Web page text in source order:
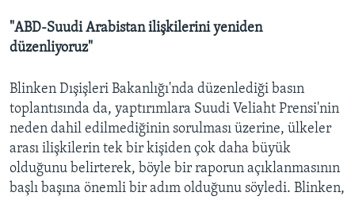
"ABD-Suudi Arabistan ilişkilerini yeniden
düzenliyoruz"
Blinken Dışişleri Bakanlığı'nda düzenlediği basın
toplantısında da, yaptırımlara Suudi Veliaht Prensi'nin
neden dahil edilmediğinin sorulması üzerine, ülkeler
arası ilişkilerin tek bir kişiden çok daha büyük
olduğunu belirterek, böyle bir raporun açıklanmasının
başlı başına önemli bir adım olduğunu söyledi. Blinken,